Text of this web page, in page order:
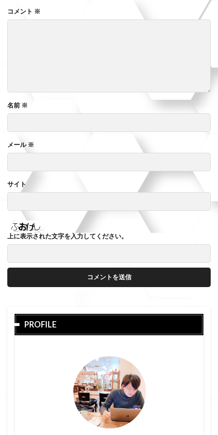
コメント ※
名前 ※
メール※
サイト
上に表示された文字を入力してください。
PROFILE